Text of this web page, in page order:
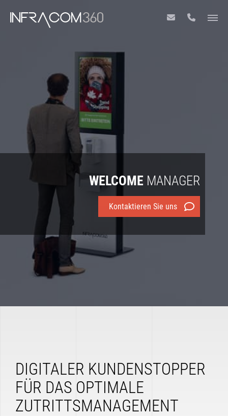
WELCOME MANAGER
Kontaktieren Sie uns
DIGITALER KUNDENSTOPPER
FÜR DAS OPTIMALE
ZUTRITTSMANAGEMENT